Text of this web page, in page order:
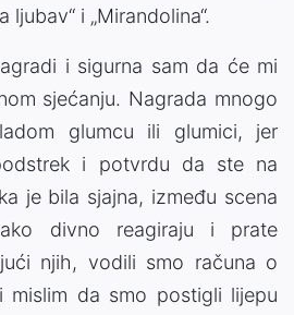
ljubav“ i „Mirandolina“.
i sigurna sam da će mi
sjećanju. Nagrada mnogo
glumcu ili glumici, jer
i potvrdu da ste na
je bila sjajna, između scena
divno reagiraju i prate
njih, vodili smo računa o
da smo postigli lijepu